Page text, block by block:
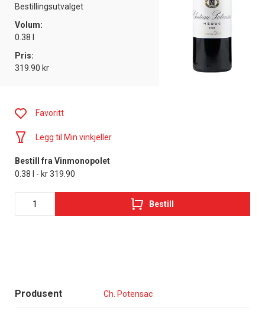
Bestillingsutvalget
Volum:
0.38 l
Pris:
319.90 kr
Produsent Ch. Potensac
Favoritt
Legg til Min vinkjeller
Bestill fra Vinmonopolet
0.38 l - kr 319.90
Bestill